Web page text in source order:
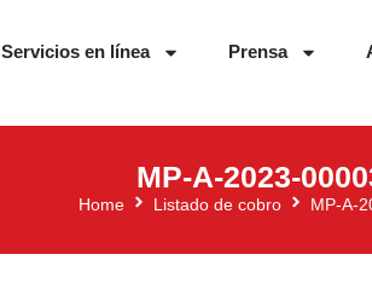
Servicios en línea Prensa
MP-A-2023-
Home Listado de cobro MP-A-